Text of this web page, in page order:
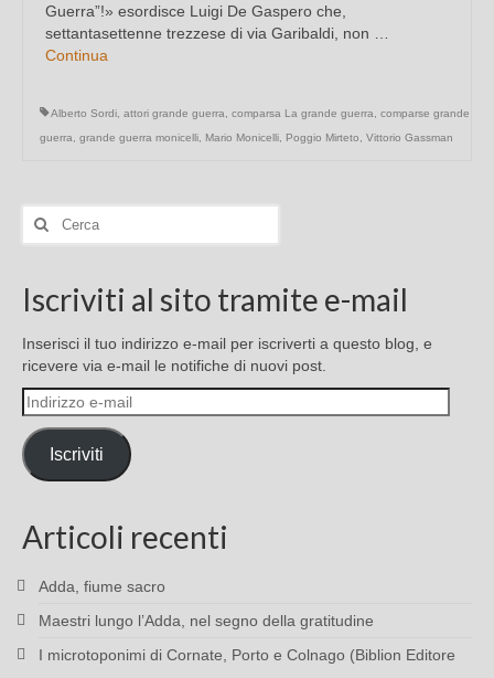
Guerra”!» esordisce Luigi De Gaspero che,
settantasettenne trezzese di via Garibaldi, non …
Continua
Alberto Sordi attori grande guerra comparsa La grande guerra
comparse grande
guerra
grande guerra monicelli Mario Monicelli Poggio Mirteto Vittorio Gassman
Cerca:
Iscriviti al sito tramite e-mail
Inserisci il tuo indirizzo e-mail per iscriverti a questo blog, e
ricevere via e-mail le notifiche di nuovi post.
Indirizzo
e-
mail
Iscriviti
Articoli recenti
Adda, fiume sacro
Maestri lungo l’Adda, nel segno della gratitudine
I microtoponimi di Cornate, Porto e Colnago (Biblion Editore